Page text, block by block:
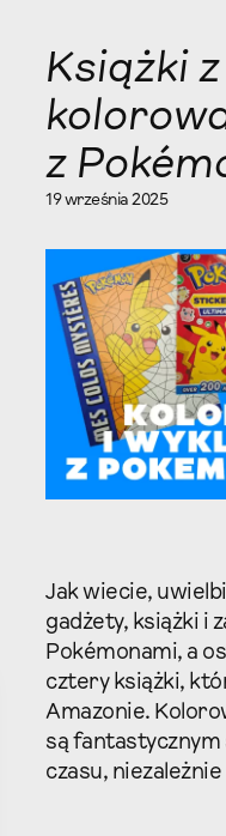
Książki
z
19 września 2025
Jak wiecie,
gadżety, książki i
Pokémonami, a
cztery książki,
Amazonie.
są fantastycznym
czasu,